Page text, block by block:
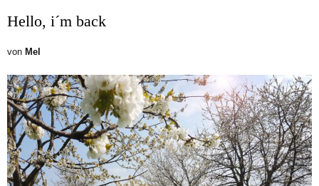
Hello, i´m back
von Mel